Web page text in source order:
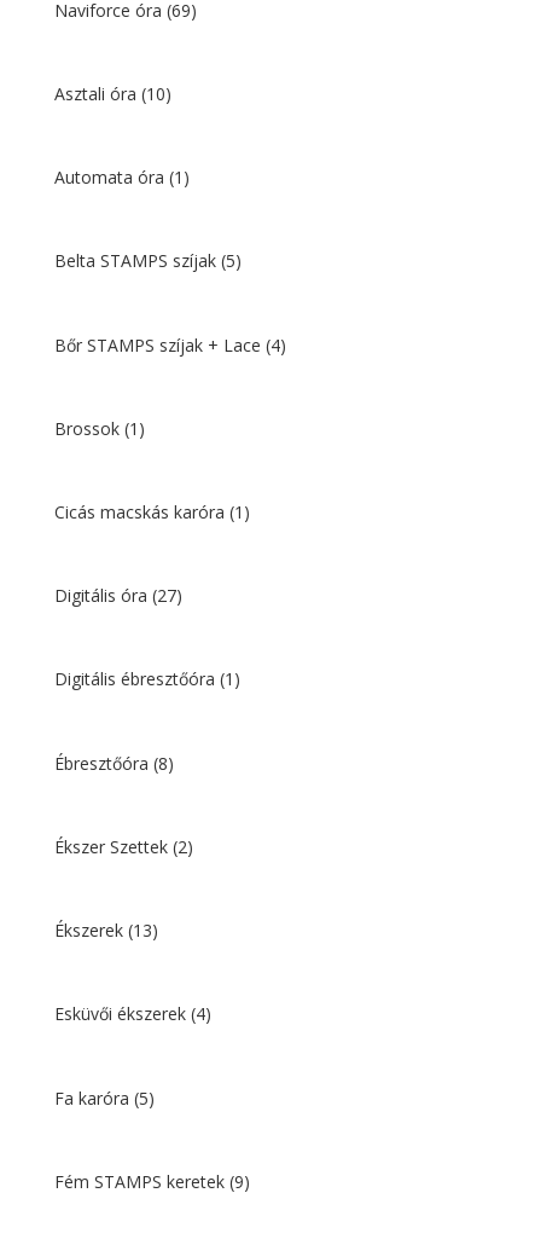
Naviforce óra (69)
Asztali óra (10)
Automata óra (1)
Belta STAMPS szíjak (5)
Bőr STAMPS szíjak + Lace (4)
Brossok (1)
Cicás macskás karóra (1)
Digitális óra (27)
Digitális ébresztőóra (1)
Ébresztőóra (8)
Ékszer Szettek (2)
Ékszerek (13)
Esküvői ékszerek (4)
Fa karóra (5)
Fém STAMPS keretek (9)